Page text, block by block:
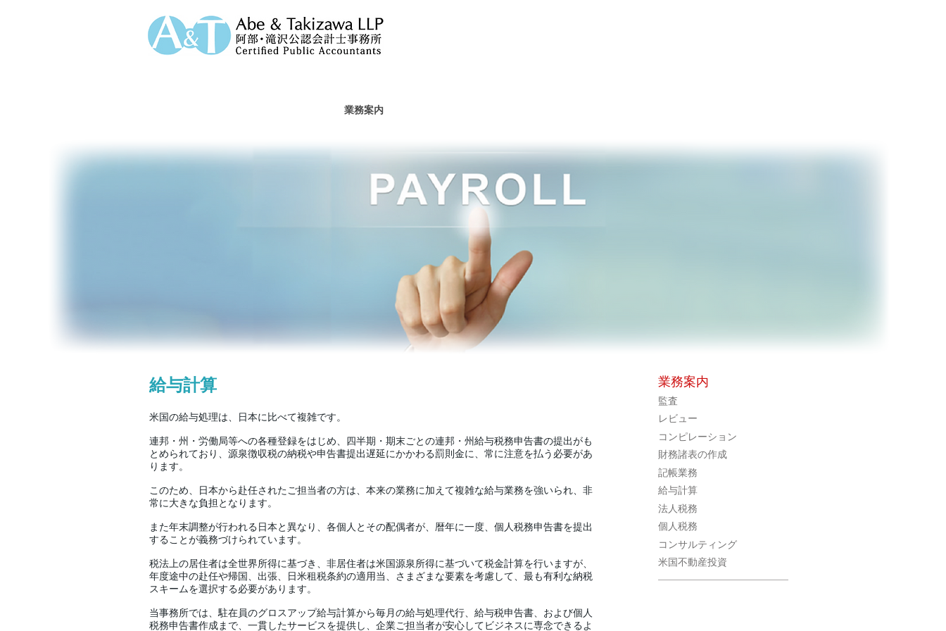
業務案内
給与計算
米国の給与処理は、日本に比べて複雑です。
連邦・州・労働局等への各種登録をはじめ、四半期・期末ごとの連邦・州給与税務申告書の提出がも
とめられており、源泉徴収税の納税や申告書提出遅延にかかわる罰則金に、常に注意を払う必要があ
ります。
このため、日本から赴任されたご担当者の方は、本来の業務に加えて複雑な給与業務を強いられ、非
常に大きな負担となります。
また年末調整が行われる日本と異なり、各個人とその配偶者が、暦年に一度、個人税務申告書を提出
することが義務づけられています。
税法上の居住者は全世界所得に基づき、非居住者は米国源泉所得に基づいて税金計算を行いますが、
年度途中の赴任や帰国、出張、日米租税条約の適用当、さまざまな要素を考慮して、最も有利な納税
スキームを選択する必要があります。
当事務所では、駐在員のグロスアップ給与計算から毎月の給与処理代行、給与税申告書、および個人
税務申告書作成まで、一貫したサービスを提供し、企業ご担当者が安心してビジネスに専念できるよ
業務案内
監査
レビュー
コンピレーション
財務諸表の作成
記帳業務
給与計算
法人税務
個人税務
コンサルティング
米国不動産投資